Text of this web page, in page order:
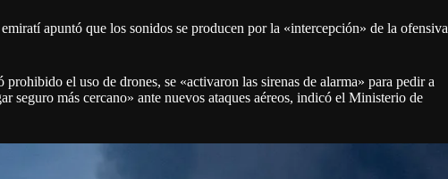
apuntó que los sonidos se producen por la «intercepción» de la ofensiva
el uso de drones, se «activaron las sirenas de alarma» para pedir a
seguro más cercano» ante nuevos ataques aéreos, indicó el Ministerio de